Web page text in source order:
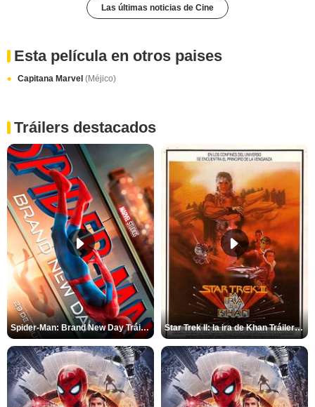
Las últimas noticias de Cine
Esta película en otros paises
Capitana Marvel (Méjico)
Tráilers destacados
Spider-Man: Brand New Day Tráiler (3) Star Trek II: la ira de Khan Tráiler VO